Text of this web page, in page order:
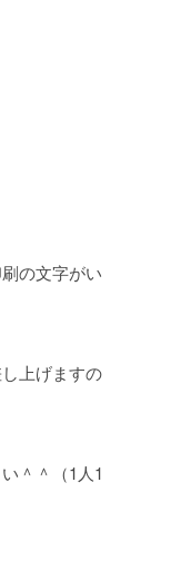
の文字がい
上げますの
＾＾（1人1